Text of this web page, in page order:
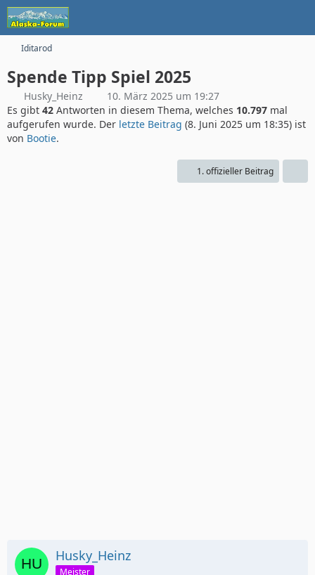
Iditarod
Spende Tipp Spiel 2025
Husky_Heinz
10. März 2025 um 19:27
Es gibt 42 Antworten in diesem Thema, welches 10.797 mal
aufgerufen wurde. Der letzte Beitrag (8. Juni 2025 um 18:35) ist
von Bootie.
1. offizieller Beitrag
Husky_Heinz
Meister